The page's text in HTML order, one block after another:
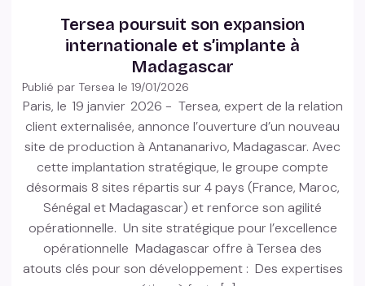
Tersea poursuit son expansion
internationale et s’implante à
Madagascar
Publié par Tersea le19/01/2026
Paris, le 19 janvier 2026 - Tersea, expert de la relation
client externalisée, annonce l’ouverture d’un nouveau
site de production à Antananarivo, Madagascar. Avec
cette implantation stratégique, le groupe compte
désormais 8 sites répartis sur 4 pays (France, Maroc,
Sénégal et Madagascar) et renforce son agilité
opérationnelle. Un site stratégique pour l’excellence
opérationnelle Madagascar offre à Tersea des
atouts clés pour son développement : Des expertises